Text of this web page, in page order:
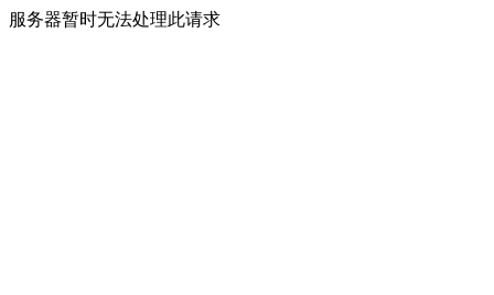
服务器暂时无法处理此请求